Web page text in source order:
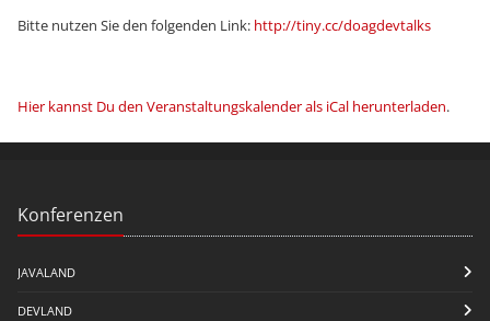
Bitte nutzen Sie den folgenden Link: http://tiny.cc/doagdevtalks
Hier kannst Du den Veranstaltungskalender als iCal herunterladen.
Konferenzen
JAVALAND
DEVLAND